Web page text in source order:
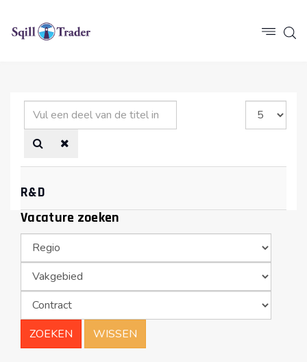
Vul
een
deel
titel
in
Toon
#
R&D
Vacature zoeken